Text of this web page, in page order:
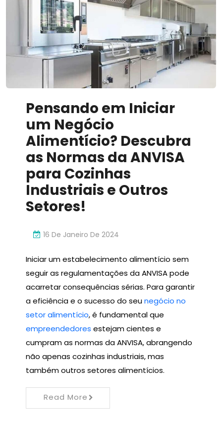
Inovador
Pensando em Iniciar
um Negócio
Alimentício? Descubra
as Normas da ANVISA
para Cozinhas
Industriais e Outros
Setores!
16 De Janeiro De 2024
Iniciar um estabelecimento alimentício sem
seguir as regulamentações da ANVISA pode
acarretar consequências sérias. Para garantir
a eficiência e o sucesso do seunegócio no
setor alimentício, é fundamental que
empreendedores estejam cientes e
cumpram as normas da ANVISA, abrangendo
não apenas cozinhas industriais, mas
também outros setores alimentícios.
Read More